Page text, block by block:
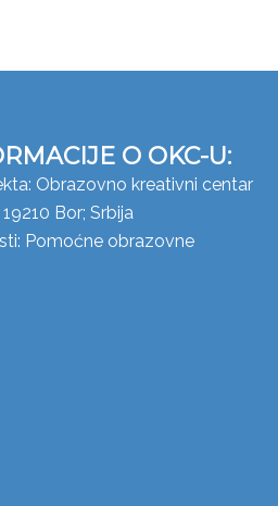
O OKC-U:
Obrazovno kreativni centar
Bor; Srbija
Pomoćne obrazovne